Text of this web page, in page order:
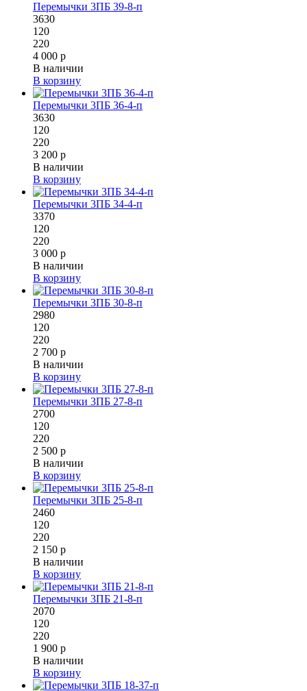
Перемычки 3ПБ 39-8-п
3630
120
220
4 000 р
В наличии
В корзину
Перемычки 3ПБ 36-4-п
3630
120
220
3 200 р
В наличии
В корзину
Перемычки 3ПБ 34-4-п
3370
120
220
3 000 р
В наличии
В корзину
Перемычки 3ПБ 30-8-п
2980
120
220
2 700 р
В наличии
В корзину
Перемычки 3ПБ 27-8-п
2700
120
220
2 500 р
В наличии
В корзину
Перемычки 3ПБ 25-8-п
2460
120
220
2 150 р
В наличии
В корзину
Перемычки 3ПБ 21-8-п
2070
120
220
1 900 р
В наличии
В корзину